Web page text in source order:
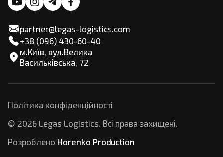
partner@legas-logistics.com
+38 (096) 430-60-40
м.Київ, вул.Велика
Васильківська, 72
© 2026 Legas Logistics. Всі права захищені.
Політика конфіденційності
Розроблено Horenko Production